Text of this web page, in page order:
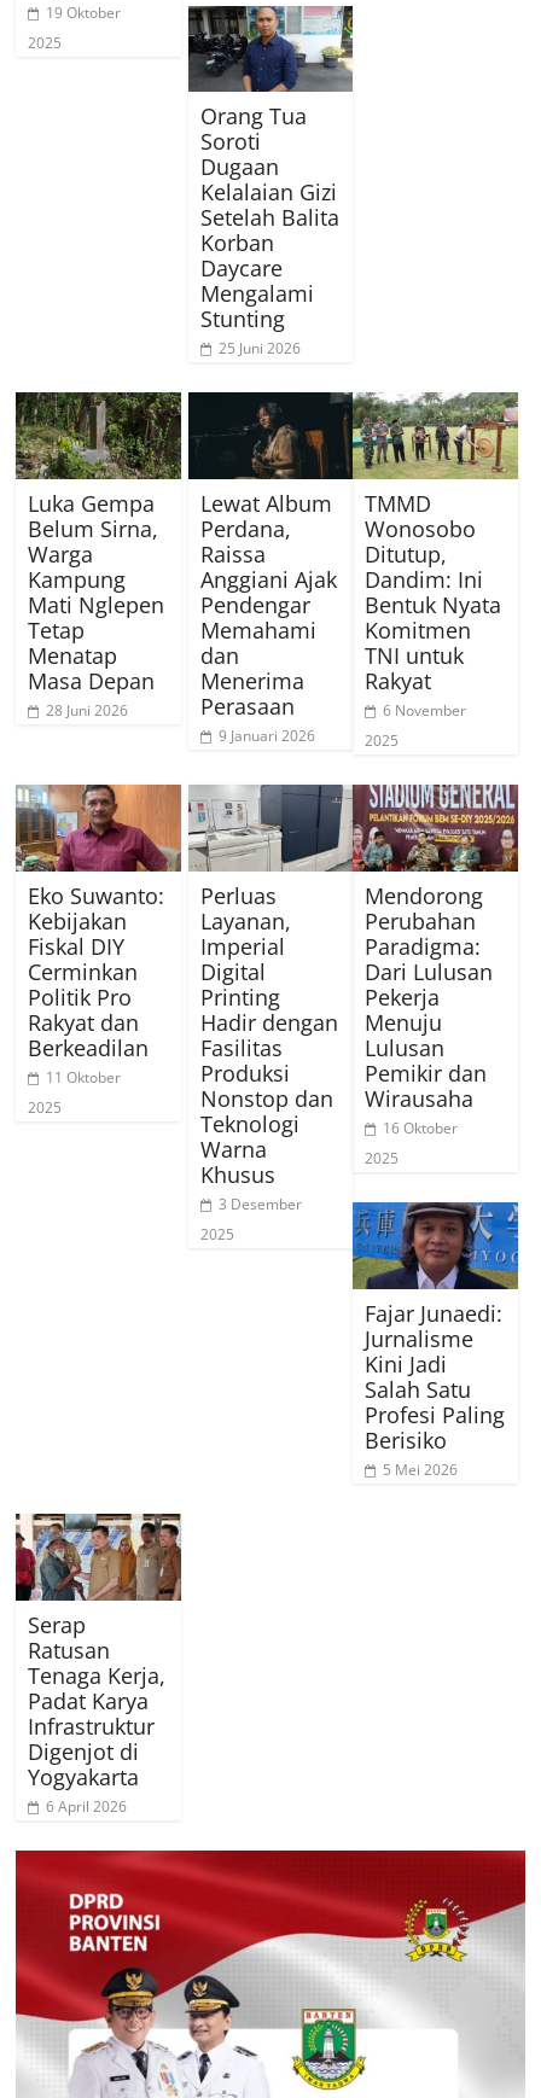
19 Oktober
2025
Orang Tua
Soroti
Dugaan
Kelalaian Gizi
Setelah Balita
Korban
Daycare
Mengalami
Stunting
25 Juni 2026
Luka Gempa
Belum Sirna,
Warga
Kampung
Mati Nglepen
Tetap
Menatap
Masa Depan
28 Juni 2026
Lewat Album
Perdana,
Raissa
Anggiani Ajak
Pendengar
Memahami
dan
Menerima
Perasaan
9 Januari 2026
TMMD
Wonosobo
Ditutup,
Dandim: Ini
Bentuk Nyata
Komitmen
TNI untuk
Rakyat
6 November
2025
Eko Suwanto:
Kebijakan
Fiskal DIY
Cerminkan
Politik Pro
Rakyat dan
Berkeadilan
11 Oktober
2025
Perluas
Layanan,
Imperial
Digital
Printing
Hadir dengan
Fasilitas
Produksi
Nonstop dan
Teknologi
Warna
Khusus
3 Desember
2025
Mendorong
Perubahan
Paradigma:
Dari Lulusan
Pekerja
Menuju
Lulusan
Pemikir dan
Wirausaha
16 Oktober
2025
Fajar Junaedi:
Jurnalisme
Kini Jadi
Salah Satu
Profesi Paling
Berisiko
5 Mei 2026
Serap
Ratusan
Tenaga Kerja,
Padat Karya
Infrastruktur
Digenjot di
Yogyakarta
6 April 2026